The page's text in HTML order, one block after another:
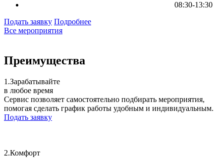
08:30-13:30
Подать заявку Подробнее
Все мероприятия
Преимущества
1.Зарабатывайте
в любое время
Сервис позволяет самостоятельно подбирать мероприятия,
помогая сделать график работы удобным и индивидуальным.
Подать заявку
2.Комфорт